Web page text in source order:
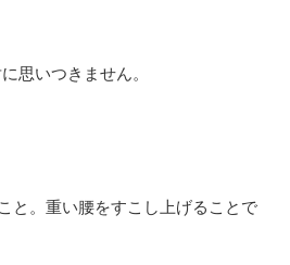
思いつきません。
と。重い腰をすこし上げることで